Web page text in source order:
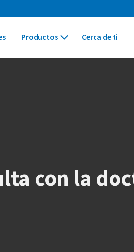
Productos Cerca de ti
con la